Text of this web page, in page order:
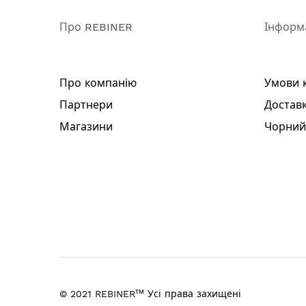
Пластиковий кейс
Гарантія: 3 роки
Про REBINER
Про компанію
Партнери
Магазини
Умови
© 2021 REBINERтм Усі права захищені